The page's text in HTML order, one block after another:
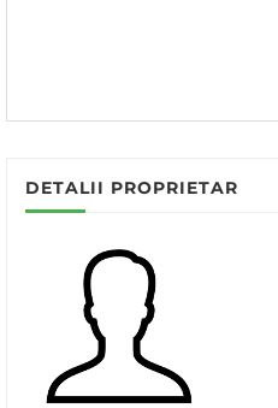
DETALII PROPRIETAR